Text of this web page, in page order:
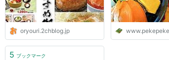
oryouri.2chblog.jp
5 ブックマーク